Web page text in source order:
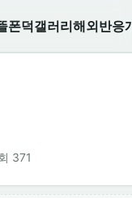
폰덕갤러리해외반응
371